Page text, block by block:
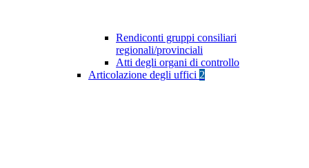
Rendiconti gruppi consiliari
regionali/provinciali
Atti degli organi di controllo
Articolazione degli uffici 2